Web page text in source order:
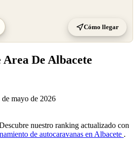
Cómo llegar
Area De Albacete
de mayo de 2026
nuestro ranking actualizado con
de autocaravanas en Albacete .